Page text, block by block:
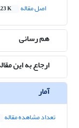
اصل مقاله
K
هم رسانی
ارجاع به این
آمار
تعداد مشاهده مقاله